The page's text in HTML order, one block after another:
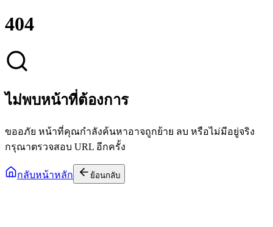
404
ไม่พบหน้าที่ต้องการ
ขออภัย หน้าที่คุณกำลังค้นหาอาจถูกย้าย ลบ หรือไม่มีอยู่จริง
กรุณาตรวจสอบ URL อีกครั้ง
กลับหน้าหลัก ย้อนกลับ